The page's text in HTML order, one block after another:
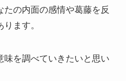
たの内面の感情や葛藤を反
ます。
味を調べていきたいと思い